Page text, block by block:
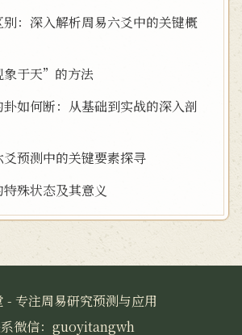
：深入解析周易六爻中的关键概
于天”的方法
如何断：从基础到实战的深入剖
预测中的关键要素探寻
殊状态及其意义
- 专注周易研究预测与应用
微信：guoyitangwh